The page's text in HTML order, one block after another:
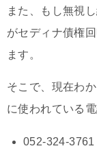
また、もし無視
がセディナ債権
ます。
そこで、現在わ
に使われている
052-324-3761